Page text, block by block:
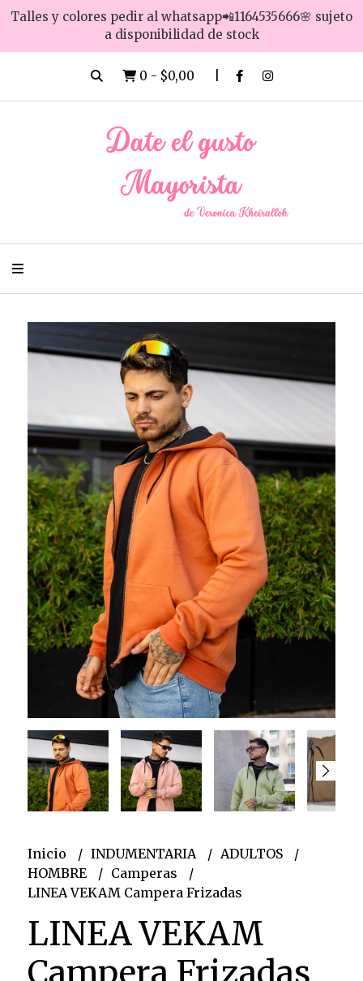
Talles y colores pedir al whatsapp📲1164535666🌸 sujeto
a disponibilidad de stock
0 - $0,00
Inicio INDUMENTARIA
ADULTOS
HOMBRE
Camperas
LINEA VEKAM Campera Frizadas
LINEA VEKAM